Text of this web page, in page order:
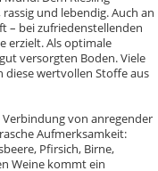
und lebendig. Auch an
– bei zufriedenstellenden
erzielt. Als optimale
versorgten Boden. Viele
diese wertvollen Stoffe aus
von anregender
Aufmerksamkeit:
Pfirsich, Birne,
Weine kommt ein